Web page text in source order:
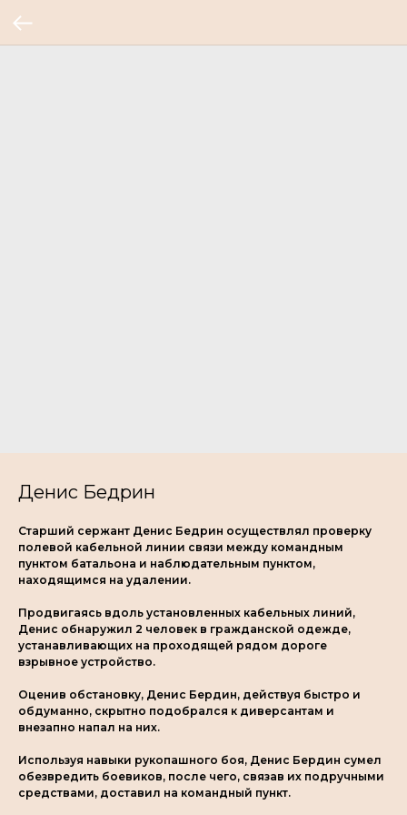
Денис Бедрин
Старший сержант Денис Бедрин осуществлял проверку
полевой кабельной линии связи между командным
пунктом батальона и наблюдательным пунктом,
находящимся на удалении.
Продвигаясь вдоль установленных кабельных линий,
Денис обнаружил 2 человек в гражданской одежде,
устанавливающих на проходящей рядом дороге
взрывное устройство.
Оценив обстановку, Денис Бердин, действуя быстро и
обдуманно, скрытно подобрался к диверсантам и
внезапно напал на них.
Используя навыки рукопашного боя, Денис Бердин сумел
обезвредить боевиков, после чего, связав их подручными
средствами, доставил на командный пункт.